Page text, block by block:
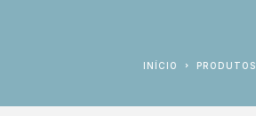
INÍCIO PRODUTOS